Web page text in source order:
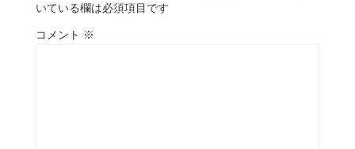
いている欄は必須項目です
コメント ※